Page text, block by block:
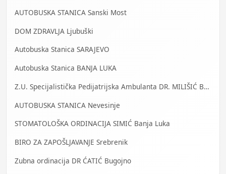
AUTOBUSKA STANICA Sanski Most
DOM ZDRAVLJA Ljubuški
Autobuska Stanica SARAJEVO
Autobuska Stanica BANJA LUKA
Z.U. Specijalistička Pedijatrijska Ambulanta DR. MILIŠIĆ Banja Luka
AUTOBUSKA STANICA Nevesinje
STOMATOLOŠKA ORDINACIJA SIMIĆ Banja Luka
BIRO ZA ZAPOŠLJAVANJE Srebrenik
Zubna ordinacija DR ĆATIĆ Bugojno